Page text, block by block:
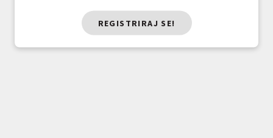
REGISTRIRAJ SE!